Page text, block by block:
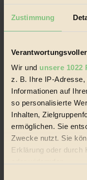
Zustimmung
Wir und unsere 1022
z. B. Ihre IP-Adresse,
Informationen auf
so personalisierte
Inhalten,
ermöglichen. Sie
Zwecke nutzt. Sie
Erklärung oder durch
22.601 Fans auf Facebook
Folge uns auf Instagram
Bio
Nachhaltigkeit
Vegan
#